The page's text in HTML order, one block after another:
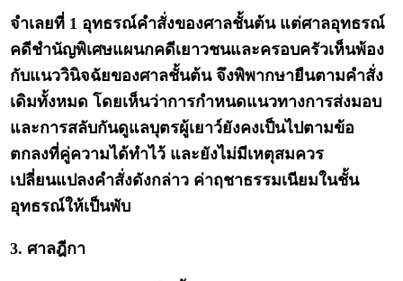
จำเลยที่ 1 อุทธรณ์คำสั่งของศาลชั้นต้น แต่ศาลอุทธรณ์
คดีชำนัญพิเศษแผนกคดีเยาวชนและครอบครัวเห็นพ้อง
กับแนววินิจฉัยของศาลชั้นต้น จึงพิพากษายืนตามคำสั่ง
เดิมทั้งหมด โดยเห็นว่าการกำหนดแนวทางการส่งมอบ
และการสลับกันดูแลบุตรผู้เยาว์ยังคงเป็นไปตามข้อ
ตกลงที่คู่ความได้ทำไว้ และยังไม่มีเหตุสมควร
เปลี่ยนแปลงคำสั่งดังกล่าว ค่าฤชาธรรมเนียมในชั้น
อุทธรณ์ให้เป็นพับ
3. ศาลฎีกา